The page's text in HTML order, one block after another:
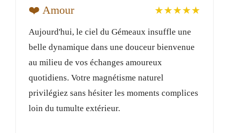
❤️ Amour ★★★★★
Aujourd'hui, le ciel du Gémeaux insuffle une
belle dynamique dans une douceur bienvenue
au milieu de vos échanges amoureux
quotidiens. Votre magnétisme naturel
privilégiez sans hésiter les moments complices
loin du tumulte extérieur.